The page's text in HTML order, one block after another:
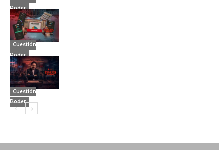
Poder
Cuestión
Poder
Cuestión
Poder